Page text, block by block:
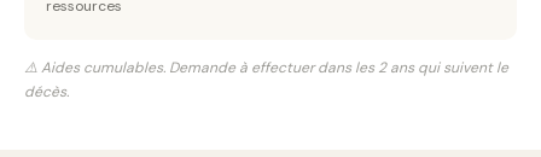
ressources
⚠️ Aides cumulables. Demande à effectuer dans les 2 ans qui suivent le
décès.